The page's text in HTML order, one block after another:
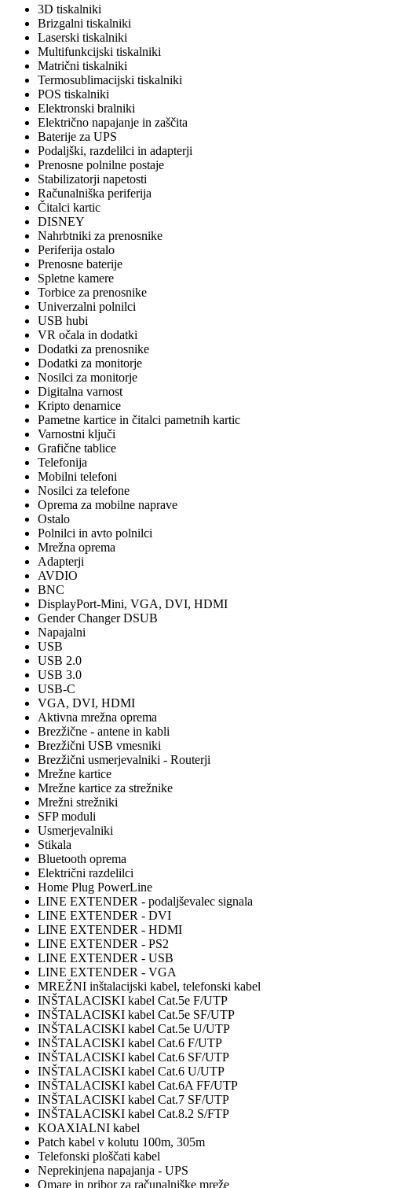
3D tiskalniki
Brizgalni tiskalniki
Laserski tiskalniki
Multifunkcijski tiskalniki
Matrični tiskalniki
Termosublimacijski tiskalniki
POS tiskalniki
Elektronski bralniki
Električno napajanje in zaščita
Baterije za UPS
Podaljški, razdelilci in adapterji
Prenosne polnilne postaje
Stabilizatorji napetosti
Računalniška periferija
Čitalci kartic
DISNEY
Nahrbtniki za prenosnike
Periferija ostalo
Prenosne baterije
Spletne kamere
Torbice za prenosnike
Univerzalni polnilci
USB hubi
VR očala in dodatki
Dodatki za prenosnike
Dodatki za monitorje
Nosilci za monitorje
Digitalna varnost
Kripto denarnice
Pametne kartice in čitalci pametnih kartic
Varnostni ključi
Grafične tablice
Telefonija
Mobilni telefoni
Nosilci za telefone
Oprema za mobilne naprave
Ostalo
Polnilci in avto polnilci
Mrežna oprema
Adapterji
AVDIO
BNC
DisplayPort-Mini, VGA, DVI, HDMI
Gender Changer DSUB
Napajalni
USB
USB 2.0
USB 3.0
USB-C
VGA, DVI, HDMI
Aktivna mrežna oprema
Brezžične - antene in kabli
Brezžični USB vmesniki
Brezžični usmerjevalniki - Routerji
Mrežne kartice
Mrežne kartice za strežnike
Mrežni strežniki
SFP moduli
Usmerjevalniki
Stikala
Bluetooth oprema
Električni razdelilci
Home Plug PowerLine
LINE EXTENDER - podaljševalec signala
LINE EXTENDER - DVI
LINE EXTENDER - HDMI
LINE EXTENDER - PS2
LINE EXTENDER - USB
LINE EXTENDER - VGA
MREŽNI inštalacijski kabel, telefonski kabel
INŠTALACISKI kabel Cat.5e F/UTP
INŠTALACISKI kabel Cat.5e SF/UTP
INŠTALACISKI kabel Cat.5e U/UTP
INŠTALACISKI kabel Cat.6 F/UTP
INŠTALACISKI kabel Cat.6 SF/UTP
INŠTALACISKI kabel Cat.6 U/UTP
INŠTALACISKI kabel Cat.6A FF/UTP
INŠTALACISKI kabel Cat.7 SF/UTP
INŠTALACISKI kabel Cat.8.2 S/FTP
KOAXIALNI kabel
Patch kabel v kolutu 100m, 305m
Telefonski ploščati kabel
Neprekinjena napajanja - UPS
Omare in pribor za računalniške mreže